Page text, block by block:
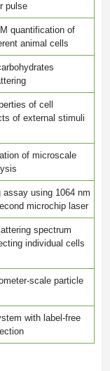
pulse
quantification of
animal cells
of cell
of external stimuli
of microscale
assay using 1064 nm
microchip laser
spectrum
individual cells
scale particle
with label-free